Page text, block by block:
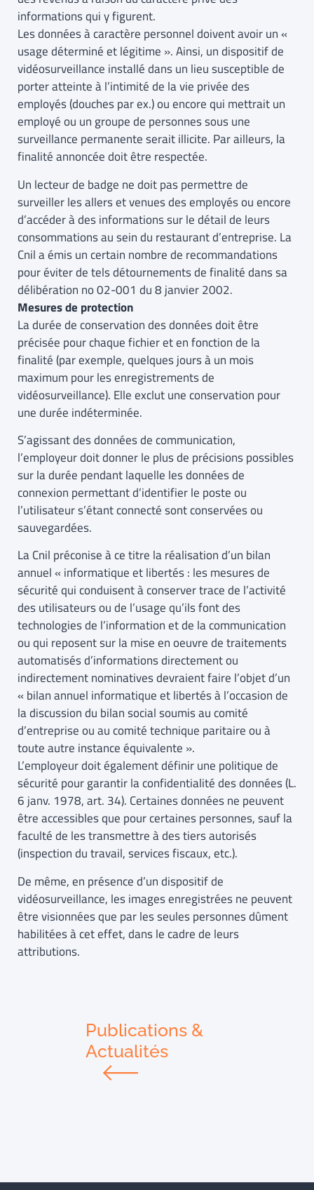
informations qui y figurent.
Les données à caractère personnel doivent avoir un «
usage déterminé et légitime ». Ainsi, un dispositif de
vidéosurveillance installé dans un lieu susceptible de
porter atteinte à l’intimité de la vie privée des
employés (douches par ex.) ou encore qui mettrait un
employé ou un groupe de personnes sous une
surveillance permanente serait illicite. Par ailleurs, la
finalité annoncée doit être respectée.
Un lecteur de badge ne doit pas permettre de
surveiller les allers et venues des employés ou encore
d’accéder à des informations sur le détail de leurs
consommations au sein du restaurant d’entreprise. La
Cnil a émis un certain nombre de recommandations
pour éviter de tels détournements de finalité dans sa
délibération no 02-001 du 8 janvier 2002.
Mesures de protection
La durée de conservation des données doit être
précisée pour chaque fichier et en fonction de la
finalité (par exemple, quelques jours à un mois
maximum pour les enregistrements de
vidéosurveillance). Elle exclut une conservation pour
une durée indéterminée.
S’agissant des données de communication,
l’employeur doit donner le plus de précisions possibles
sur la durée pendant laquelle les données de
connexion permettant d’identifier le poste ou
l’utilisateur s’étant connecté sont conservées ou
sauvegardées.
La Cnil préconise à ce titre la réalisation d’un bilan
annuel « informatique et libertés : les mesures de
sécurité qui conduisent à conserver trace de l’activité
des utilisateurs ou de l’usage qu’ils font des
technologies de l’information et de la communication
ou qui reposent sur la mise en oeuvre de traitements
automatisés d’informations directement ou
indirectement nominatives devraient faire l’objet d’un
« bilan annuel informatique et libertés à l’occasion de
la discussion du bilan social soumis au comité
d’entreprise ou au comité technique paritaire ou à
toute autre instance équivalente ».
L’employeur doit également définir une politique de
sécurité pour garantir la confidentialité des données (L.
6 janv. 1978, art. 34). Certaines données ne peuvent
être accessibles que pour certaines personnes, sauf la
faculté de les transmettre à des tiers autorisés
(inspection du travail, services fiscaux, etc.).
De même, en présence d’un dispositif de
vidéosurveillance, les images enregistrées ne peuvent
être visionnées que par les seules personnes dûment
habilitées à cet effet, dans le cadre de leurs
attributions.
Publications &
Actualités